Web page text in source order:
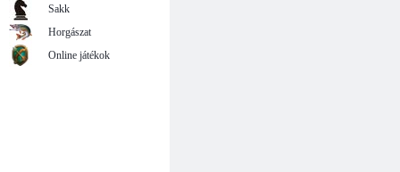
Sakk
Horgászat
Online játékok